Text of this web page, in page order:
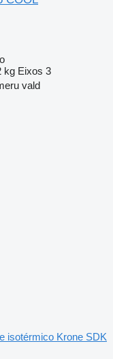
kg Eixos 3
vald
isotérmico Krone SDK